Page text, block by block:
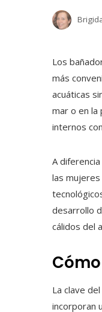
Los
más
acuáticas
mar o en la
internos
A
las
desarrollo
cálidos del
La clave
incorporan